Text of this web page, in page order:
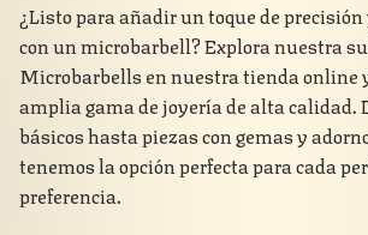
¿Listo para añadir un toque de
con un microbarbell? Explora nuestra
Microbarbells en nuestra tienda online
amplia gama de joyería de alta calidad.
básicos hasta piezas con gemas y
tenemos la opción perfecta para cada
preferencia.